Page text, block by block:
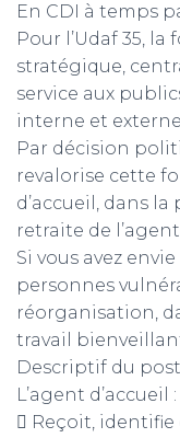
En CDI à temps
Pour l’Udaf 35,
stratégique,
service aux
interne et
Par décision
revalorise cette
d’accueil, dans
retraite de
Si vous avez
personnes
réorganisation,
travail
Descriptif du
L’agent d’accueil :
 Reçoit,